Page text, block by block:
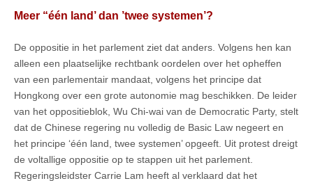
Meer “één land’ dan ’twee systemen’?
De oppositie in het parlement ziet dat anders. Volgens hen kan
alleen een plaatselijke rechtbank oordelen over het opheffen
van een parlementair mandaat, volgens het principe dat
Hongkong over een grote autonomie mag beschikken. De leider
van het oppositieblok, Wu Chi-wai van de Democratic Party, stelt
dat de Chinese regering nu volledig de Basic Law negeert en
het principe ‘één land, twee systemen’ opgeeft. Uit protest dreigt
de voltallige oppositie op te stappen uit het parlement.
Regeringsleidster Carrie Lam heeft al verklaard dat het